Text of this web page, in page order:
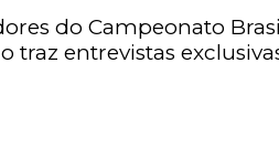
do Campeonato
traz entrevistas